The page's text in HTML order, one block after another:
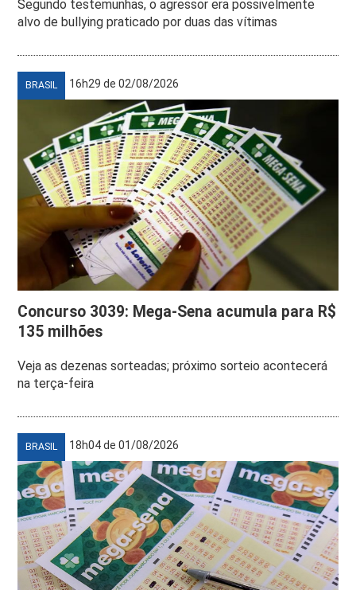
Segundo testemunhas, o agressor era possivelmente
alvo de bullying praticado por duas das vítimas
BRASIL 16h29 de 02/08/2026
Concurso 3039: Mega-Sena acumula para R$
135 milhões
Veja as dezenas sorteadas; próximo sorteio acontecerá
na terça-feira
BRASIL 18h04 de 01/08/2026